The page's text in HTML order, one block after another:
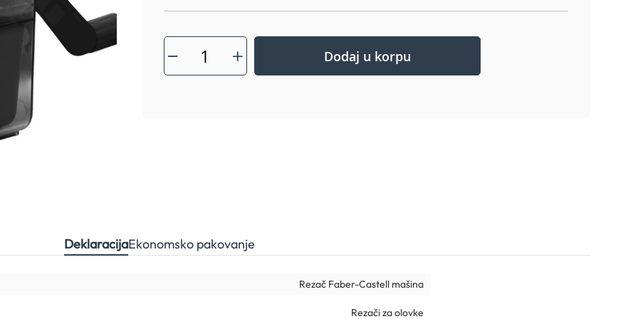
Dodaj u korpu
DeklaracijaEkonomsko pakovanje
Rezač Faber-Castell mašina
Rezači za olovke